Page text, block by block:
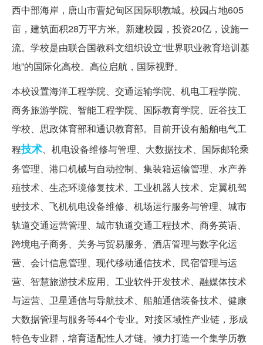
西中部海岸，唐山市曹妃甸区国际职教城。校园占地605
亩，建筑面积28万平方米。新建校园，投资20亿，设施一
流。学校是由联合国教科文组织设立“世界职业教育培训基
地”的国际化高校。高位启航，国际视野。
本校设置海洋工程学院、交通运输学院、机电工程学院、
商务旅游学院、智能工程学院、国际教育学院、匠谷技工
学校、思政体育部和通识教育部。目前开设有船舶电气工
程技术、机电设备维修与管理、大数据技术、国际邮轮乘
务管理、港口机械与自动控制、集装箱运输管理、水产养
殖技术、生态环境修复技术、工业机器人技术、定翼机驾
驶技术、飞机机电设备维修、机场运行服务与管理、城市
轨道交通运营管理、城市轨道交通工程技术、商务英语、
跨境电子商务、关务与贸易服务、酒店管理与数字化运
营、会计信息管理、现代移动通信技术、民宿管理与运
营、智慧旅游技术应用、工业软件开发技术、融媒体技术
与运营、卫星通信与导航技术、船舶通信装备技术、健康
大数据管理与服务等44个专业。对接区域性产业链，形成
特色专业群，培育适配性人才链。倾力打造一个集学历教